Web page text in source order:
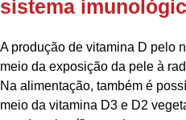
Como a vitamina D
sistema
A produção devitamina Dpelo
meio da exposição da pele à